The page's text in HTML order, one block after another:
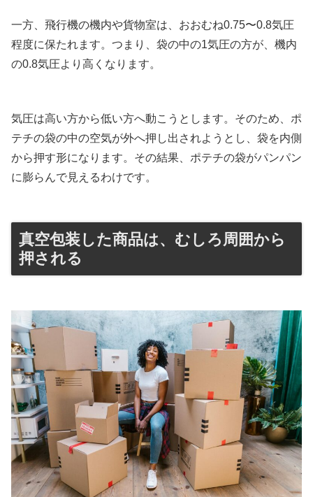
一方、飛行機の機内や貨物室は、おおむね0.75〜0.8気圧
程度に保たれます。つまり、袋の中の1気圧の方が、機内
の0.8気圧より高くなります。
気圧は高い方から低い方へ動こうとします。そのため、ポ
テチの袋の中の空気が外へ押し出されようとし、袋を内側
から押す形になります。その結果、ポテチの袋がパンパン
に膨らんで見えるわけです。
真空包装した商品は、むしろ周囲から
押される